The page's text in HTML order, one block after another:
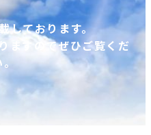
しております。
ますのでぜひご覧くだ
。